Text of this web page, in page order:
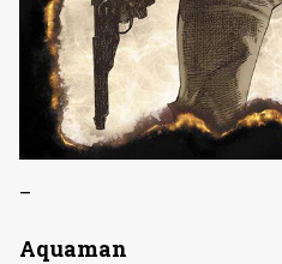
–
Aquaman